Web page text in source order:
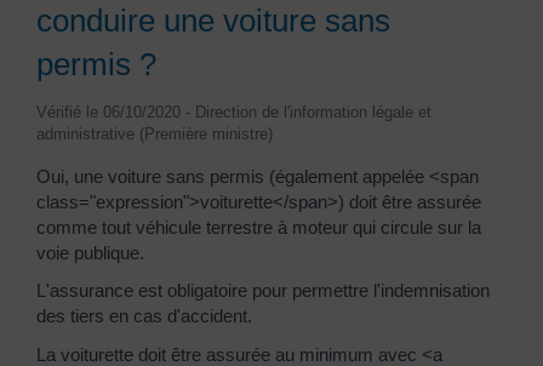
conduire une voiture sans
permis ?
Vérifié le 06/10/2020 - Direction de l'information légale et
administrative (Première ministre)
Oui, une voiture sans permis (également appelée <span
class="expression">voiturette</span>) doit être assurée
comme tout véhicule terrestre à moteur qui circule sur la
voie publique.
L'assurance est obligatoire pour permettre l'indemnisation
des tiers en cas d'accident.
La voiturette doit être assurée au minimum avec <a